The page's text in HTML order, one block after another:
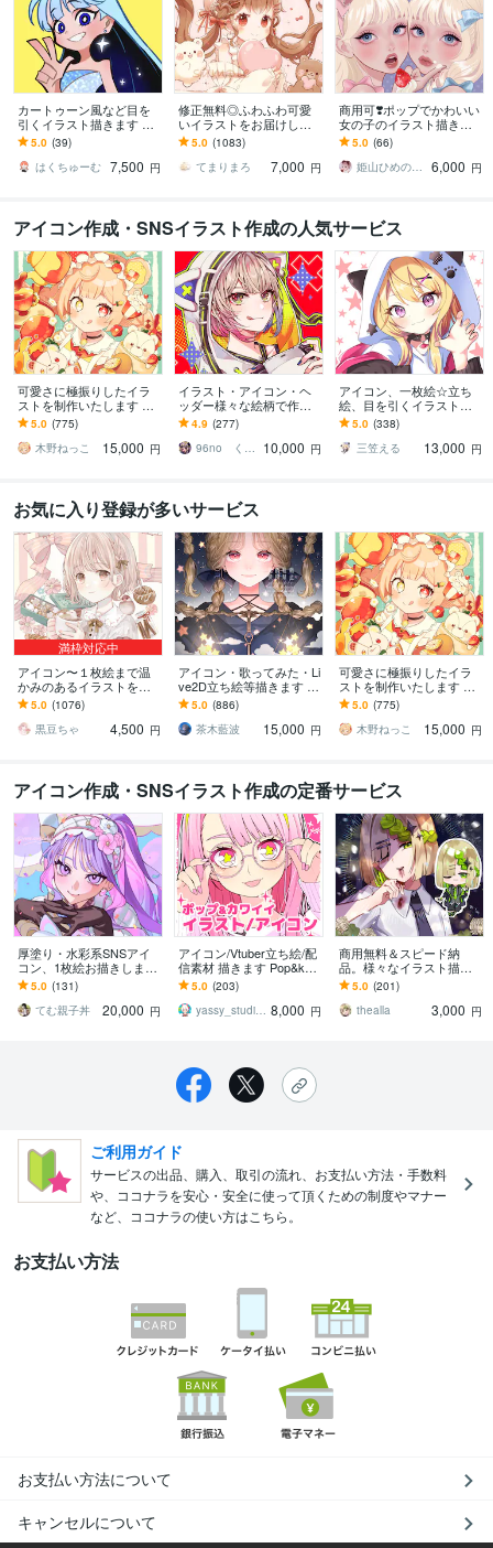
カートゥーン風など目を
引くイラスト描きます SN
Sアイコンや記念イラス
ト、立ち絵、キャラデザ
におすすめ！
5.0 (39)
はくちゅーむ 7,500 円
修正無料◎ふわふわ可愛
いイラストをお届けしま
す X、YouTube、グッズな
ど様々な用途で使用可能
です◎
5.0 (1083)
てまりまろ
7,000 円
商用可❣️ポップでかわいい
女の子のイラスト描きま
す 配信背景／アイコン／
ヘッダー／一枚絵／グッ
ズ／プレゼントにも
5.0 (66)
姫山ひめのすけ
6,000 円
アイコン作成・SNSイラスト作成の人気サービス
可愛さに極振りしたイラ
ストを制作いたします ★
商用利用＆二次利用込
み！ミニキャラは小物２
点まで無料！★
5.0 (775)
木野ねっこ
15,000 円
イラスト・アイコン・ヘ
ッダー様々な絵柄で作成
します 商用可！似顔絵・
ブログ・インスタ・動画
配信サムネ等用途様々！
4.9 (277)
96no くろの
10,000 円
アイコン、一枚絵☆立ち
絵、目を引くイラスト描
きます イリアム、サム
ネ、live2D、YouTube、歌
ってみたも
5.0 (338)
三笠える
13,000 円
お気に入り登録が多いサービス
満枠対応中
アイコン〜１枚絵まで温
かみのあるイラストを描
きます ★ココナラ自体が
初めての方も、お気軽に
ご相談ください♪★
5.0 (1076)
黒豆ちゃ
4,500 円
アイコン・歌ってみた・Li
ve2D立ち絵等描きます ち
びキャラや配信用イラス
ト等、幅広く制作してい
ます！
5.0 (886)
茶木藍波
15,000 円
可愛さに極振りしたイラ
ストを制作いたします ★
商用利用＆二次利用込
み！ミニキャラは小物２
点まで無料！★
5.0 (775)
木野ねっこ
15,000 円
アイコン作成・SNSイラスト作成の定番サービス
厚塗り・水彩系SNSアイ
コン、1枚絵お描きします
かわいい・かっこいい
系、闇・病み系の人間を
描くのが得意です！
5.0 (131)
てむ親子丼
20,000 円
アイコン/Vtuber立ち絵/配
信素材 描きます Pop&kaw
aiiイラストであなたの活
動に彩りを✨
5.0 (203)
yassy_studio8 8,000 円
商用無料＆スピード納
品。様々なイラスト描き
ます 様々な活動で使用す
るイラストが必要な方
へ。
5.0 (201)
thealla
3,000 円
ご利用ガイド
サービスの出品、購入、取引の流れ、お支払い方法・手数料
や、ココナラを安心・安全に使って頂くための制度やマナー
など、ココナラの使い方はこちら。
お支払い方法
お支払い方法について
キャンセルについて